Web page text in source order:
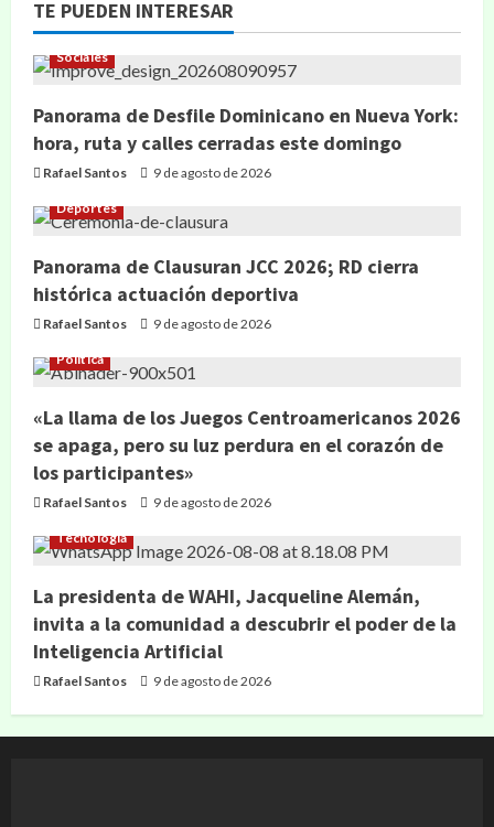
TE PUEDEN INTERESAR
Sociales
Panorama de Desfile Dominicano en Nueva York:
hora, ruta y calles cerradas este domingo
Rafael Santos 9 de agosto de 2026
Deportes
Panorama de Clausuran JCC 2026; RD cierra
histórica actuación deportiva
Rafael Santos 9 de agosto de 2026
Política
«La llama de los Juegos Centroamericanos 2026
se apaga, pero su luz perdura en el corazón de
los participantes»
Rafael Santos 9 de agosto de 2026
Tecnología
La presidenta de WAHI, Jacqueline Alemán,
invita a la comunidad a descubrir el poder de la
Inteligencia Artificial
Rafael Santos 9 de agosto de 2026